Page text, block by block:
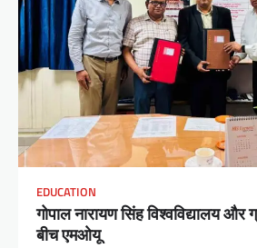
EDUCATION
गोपाल नारायण सिंह विश्वविद्यालय और
बीच एमओयू